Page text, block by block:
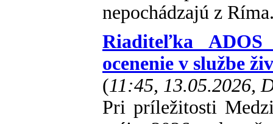
nepochádzajú z
Riaditeľka
ocenenie v službe
(11:45, 13.05.2026,
Pri príležitosti